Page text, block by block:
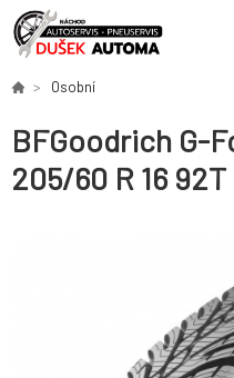
Osobní
BFGoodrich G-
205/60 R 16 92T